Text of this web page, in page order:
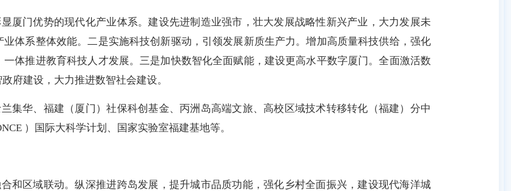
门优势的现代化产业体系。建设先进制造业强市，壮大发展战略性新兴产业，大力发展未
体系整体效能。二是实施科技创新驱动，引领发展新质生产力。增加高质量科技供给，强化
体推进教育科技人才发展。三是加快数智化全面赋能，建设更高水平数字厦门。全面激活数
府建设，大力推进数智社会建设。
华、福建（厦门）社保科创基金、丙洲岛高端文旅、高校区域技术转移转化（福建）分中
）国际大科学计划、国家实验室福建基地等。
区域联动。纵深推进跨岛发展，提升城市品质功能，强化乡村全面振兴，建设现代海洋城